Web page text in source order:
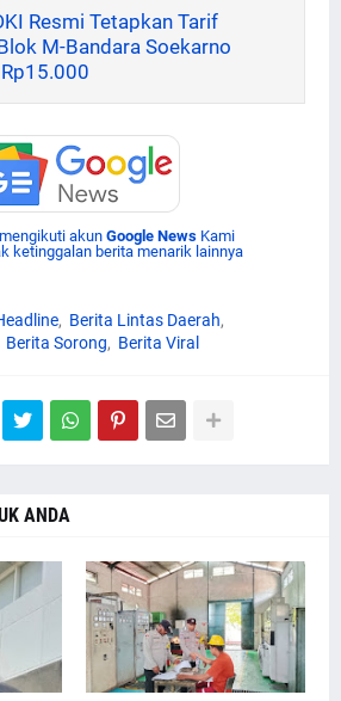
Resmi Tetapkan Tarif
M-Bandara Soekarno
akun Google News Kami
ketinggalan berita menarik lainnya
Berita Lintas Daerah
Berita Sorong Berita Viral
ANDA